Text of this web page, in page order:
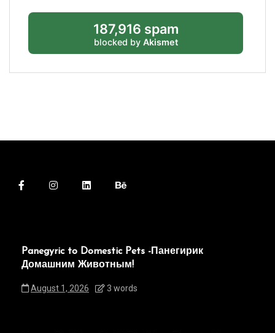
187,916 spam
blocked by Akismet
Panegyric to Domestic Pets -Панегирик
Домашним Животным!
August 1, 2026 3 words